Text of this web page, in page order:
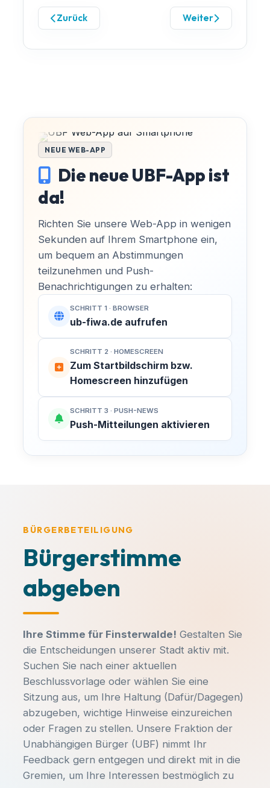
Zurück Weiter
NEUE WEB-APP
Die neue UBF-App ist
da!
Richten Sie unsere Web-App in wenigen
Sekunden auf Ihrem Smartphone ein,
um bequem an Abstimmungen
teilzunehmen und Push-
Benachrichtigungen zu erhalten:
SCHRITT 1 · BROWSER
ub-fiwa.de aufrufen
SCHRITT 2 · HOMESCREEN
Zum Startbildschirm bzw.
Homescreen hinzufügen
SCHRITT 3 · PUSH-NEWS
Push-Mitteilungen aktivieren
BÜRGERBETEILIGUNG
Bürgerstimme
abgeben
Ihre Stimme für Finsterwalde! Gestalten Sie
die Entscheidungen unserer Stadt aktiv mit.
Suchen Sie nach einer aktuellen
Beschlussvorlage oder wählen Sie eine
Sitzung aus, um Ihre Haltung (Dafür/Dagegen)
abzugeben, wichtige Hinweise einzureichen
oder Fragen zu stellen. Unsere Fraktion der
Unabhängigen Bürger (UBF) nimmt Ihr
Feedback gern entgegen und direkt mit in die
Gremien, um Ihre Interessen bestmöglich zu
KATEGORIE
MACH MIT!
Finsterwalde aktiv
mitgestalten!
Kommunalpolitik entscheidet über den
Spielplatz um die Ecke, neue
Radwege und die Entwicklung unserer